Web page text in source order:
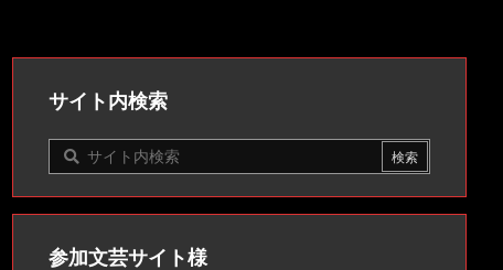
サイト内検索
参加文芸サイト様